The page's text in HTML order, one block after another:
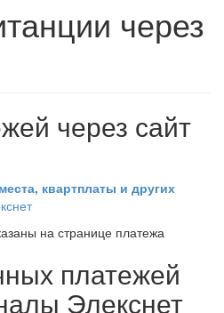
через
через сайт
, квартплаты и других
на странице платежа
платежей
Элекснет